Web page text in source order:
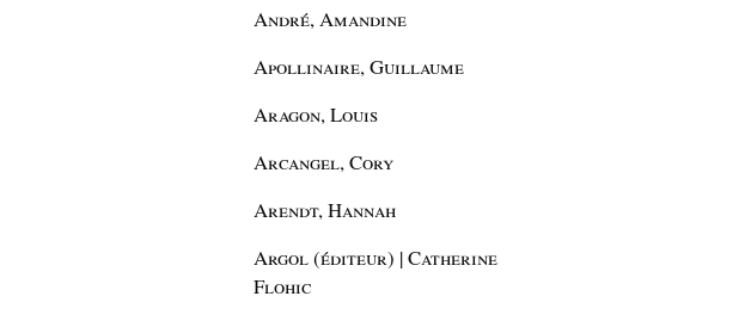
André, Amandine
Apollinaire, Guillaume
Aragon, Louis
Arcangel, Cory
Arendt, Hannah
Argol (éditeur) | Catherine
Flohic